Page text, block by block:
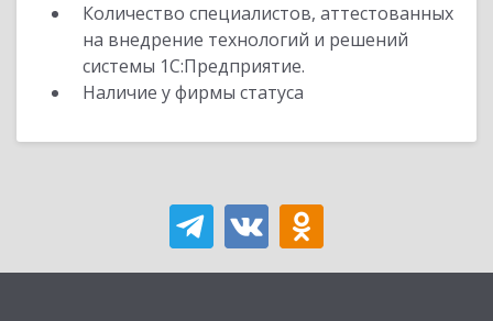
Количество специалистов, аттестованных
на внедрение технологий и решений
системы 1С:Предприятие.
Наличие у фирмы статуса